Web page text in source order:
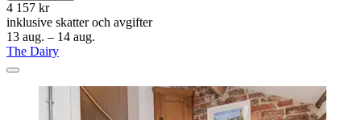
4 157 kr
inklusive skatter och avgifter
13 aug. – 14 aug.
The Dairy